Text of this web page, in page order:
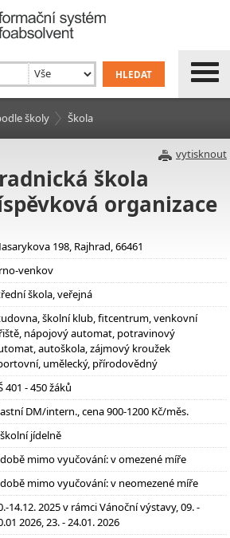
školy Škola
vytisknout
škola
organizace
198, Rajhrad, 66461
venkov
škola, veřejná
školní klub, fitcentrum, venkovní
nápojový automat, potravinový
autoškola, zájmový kroužek
umělecký, přírodovědný
401 - 450 žáků
DM/intern., cena 900-1200 Kč/měs.
jídelně
mimo vyučování: v omezené míře
mimo vyučování: v neomezené míře
14.12. 2025 v rámci Vánoční výstavy, 09. -
2026, 23. - 24.01. 2026